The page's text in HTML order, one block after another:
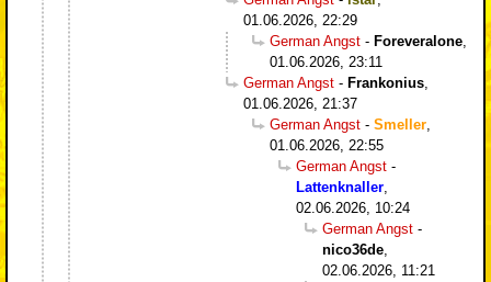
01.06.2026, 22:29
German Angst - Foreveralone,
01.06.2026, 23:11
German Angst - Frankonius,
01.06.2026, 21:37
German Angst - Smeller,
01.06.2026, 22:55
German Angst -
Lattenknaller,
02.06.2026, 10:24
German Angst -
nico36de,
02.06.2026, 11:21